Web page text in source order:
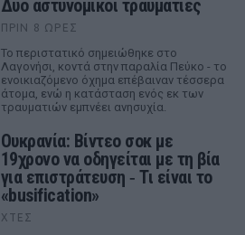
Δύο αστυνομικοί τραυματίες
ΠΡΙΝ 8 ΏΡΕΣ
Το περιστατικό σημειώθηκε στο
Λαγονήσι, κοντά στην παραλία Πεύκο - το
ενοικιαζόμενο όχημα επέβαιναν τέσσερα
άτομα, ενώ η κατάσταση ενός εκ των
τραυματιών εμπνέει ανησυχία.
Ουκρανία: Βίντεο σοκ με
19χρονο να οδηγείται με τη βία
για επιστράτευση ‑ Τι είναι το
«busification»
ΧΤΕΣ